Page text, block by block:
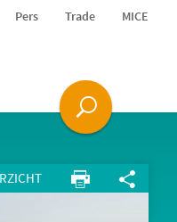
Pers Trade MICE